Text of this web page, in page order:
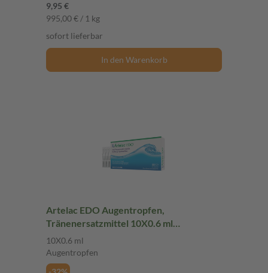
9,95 €
995,00 € / 1 kg
sofort lieferbar
In den Warenkorb
Artelac EDO Augentropfen,
Tränenersatzmittel 10X0.6 ml
Augentropfen
10X0.6 ml
Augentropfen